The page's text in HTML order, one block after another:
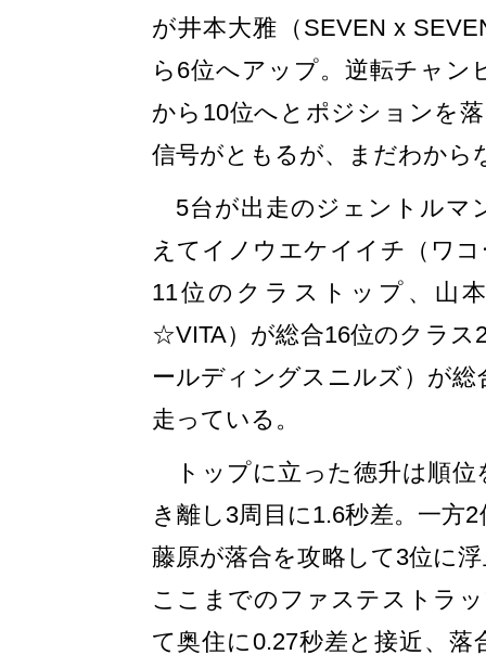
が井本大雅（SEVEN x
ら6位へアップ。逆転チャン
から10位へとポジションを
信号がともるが、まだわから
5台が出走のジェントルマ
えてイノウエケイイチ（ワ
11位のクラストップ、山
☆VITA）が総合16位のクラス
ールディングスニルズ）が
走っている。
トップに立った徳升は順位
き離し3周目に1.6秒差。一方
藤原が落合を攻略して3位に
ここまでのファステストラ
て奥住に0.27秒差と接近、